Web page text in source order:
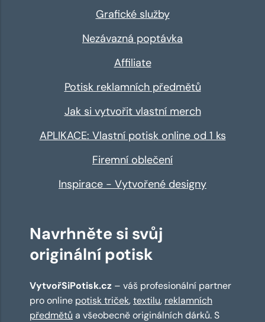
Grafické služby
Nezávazná poptávka
Affiliate
Potisk reklamních předmětů
Jak si vytvořit vlastní merch
APLIKACE: Vlastní potisk online od 1 ks
Firemní oblečení
Inspirace - Vytvořené designy
Navrhněte si svůj
originální potisk
VytvořSiPotisk.cz – váš profesionální partner
pro online potisk triček,textilu, reklamních
předmětů a všeobecně originálních dárků. S